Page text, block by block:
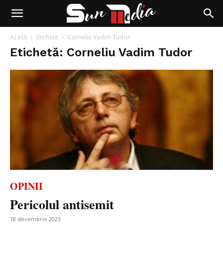
Acasă Etichete Corneliu Vadim Tudor
Etichetă: Corneliu Vadim Tudor
OPINII
Pericolul antisemit
18 decembrie 2023